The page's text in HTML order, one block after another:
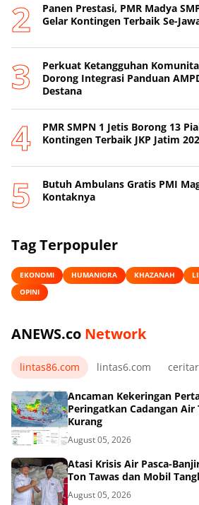
Panen Prestasi, PMR Madya
Gelar Kontingen Terbaik Se-
Perkuat Ketangguhan
Dorong Integrasi Panduan
Destana
PMR SMPN 1 Jetis Borong 13
Kontingen Terbaik JKP Jatim
Butuh Ambulans Gratis PMI
Kontaknya
Tag Terpopuler
EKONOMI HUMANIORA KHAZANAH
OPINI
ANEWS.co Network
lintas86.com lintas6.com
Ancaman Kekeringan
Peringatkan Cadangan Air
Kurang
August 05, 2026
Atasi Krisis Air Pasca-
Ton Tawas dan Mobil
August 05, 2026